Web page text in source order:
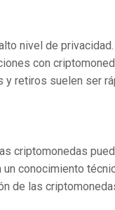
nivel de privacidad.
con
y retiros suelen ser
criptomonedas
conocimiento
de las